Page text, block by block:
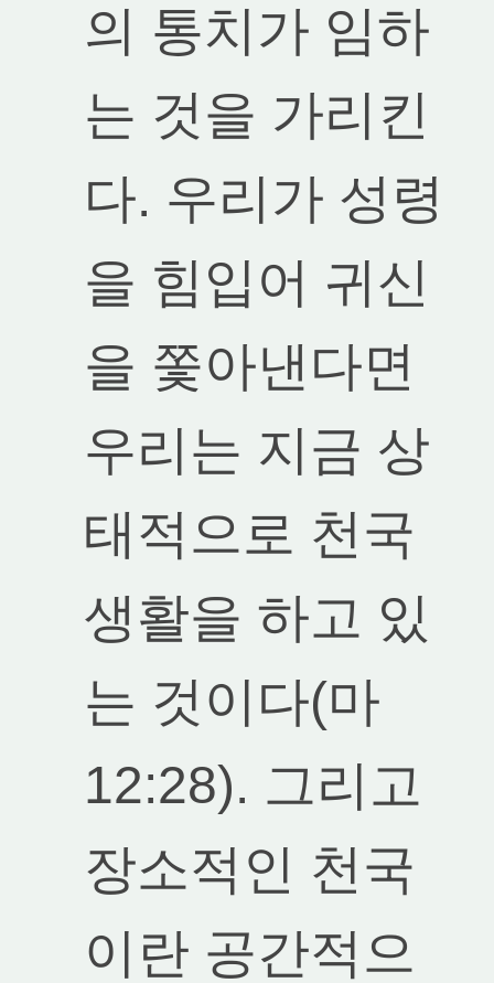
의 통치가 임하
는 것을 가리킨
다. 우리가 성령
을 힘입어 귀신
을 쫓아낸다면
우리는 지금 상
태적으로 천국
생활을 하고 있
는 것이다(마
12:28). 그리고
장소적인 천국
이란 공간적으